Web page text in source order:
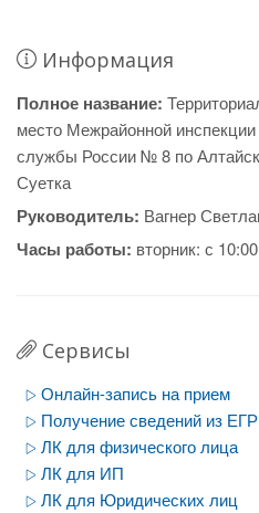
Информация
Полное название:
место Межрайонной
службы России № 8 по
Суетка
Руководитель: Вагнер
Часы работы: вторник: с
Сервисы
Онлайн-запись на прием
Получение сведений из
ЛК для физического лица
ЛК для ИП
ЛК для Юридических лиц